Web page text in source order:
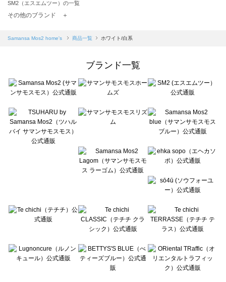
SM2（エスエムツー）の一覧
TSUHARU by Samansa Mos2（ツハルバイサマンサモスモス）の一覧
Samansa Mos2 blue（サマンサモスモス ブルー）の一覧
Te chichi（テチチ）の一覧
Te chichi CLASSIC（テチチ クラシック）の一覧
Lugnoncure（ルノンキュール）の一覧
BETTY'S BLUE（べティーズブルー）の一覧
Wpc.（ワールドパーティー）の一覧
その他のブランド ＋
Samansa Mos2 home's 商品一覧 ホワイト/白系
ブランド一覧